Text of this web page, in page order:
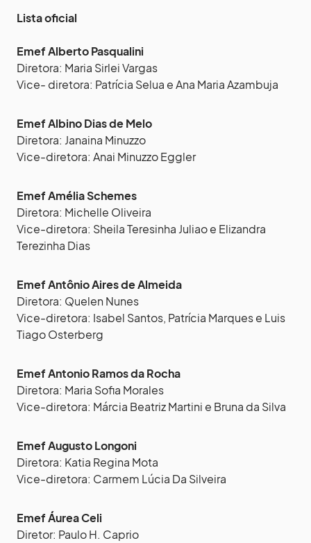
Lista oficial
Emef Alberto Pasqualini
Diretora: Maria Sirlei Vargas
Vice- diretora: Patrícia Selua e Ana Maria Azambuja
Emef Albino Dias de Melo
Diretora: Janaina Minuzzo
Vice-diretora: Anai Minuzzo Eggler
Emef Amélia Schemes
Diretora: Michelle Oliveira
Vice-diretora: Sheila Teresinha Juliao e Elizandra
Terezinha Dias
Emef Antônio Aires de Almeida
Diretora: Quelen Nunes
Vice-diretora: Isabel Santos, Patrícia Marques e Luis
Tiago Osterberg
Emef Antonio Ramos da Rocha
Diretora: Maria Sofia Morales
Vice-diretora: Márcia Beatriz Martini e Bruna da Silva
Emef Augusto Longoni
Diretora: Katia Regina Mota
Vice-diretora: Carmem Lúcia Da Silveira
Emef Áurea Celi
Diretor: Paulo H. Caprio